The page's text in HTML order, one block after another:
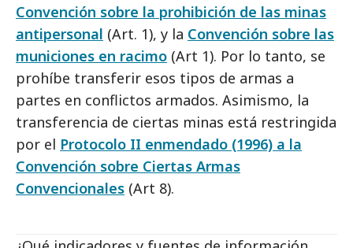
Convención sobre la prohibición de las minas
antipersonal (Art. 1), y la Convención sobre las
municiones en racimo (Art 1). Por lo tanto, se
prohíbe transferir esos tipos de armas a
partes en conflictos armados. Asimismo, la
transferencia de ciertas minas está restringida
por el Protocolo II enmendado (1996) a la
Convención sobre Ciertas Armas
Convencionales (Art 8).